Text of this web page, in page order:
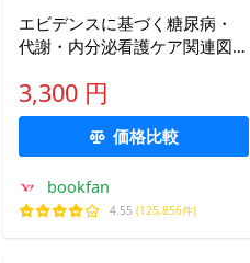
エビデンスに基づく糖尿病・
代謝・内分泌看護ケア関連図/
3,300 円
価格比較
bookfan
4.55 (125,856件)